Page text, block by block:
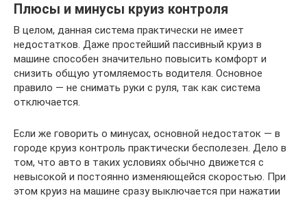
Плюсы и минусы круиз контроля
В целом, данная система практически не имеет
недостатков. Даже простейший пассивный круиз в
машине способен значительно повысить комфорт и
снизить общую утомляемость водителя. Основное
правило — не снимать руки с руля, так как система
отключается.
Если же говорить о минусах, основной недостаток — в
городе круиз контроль практически бесполезен. Дело в
том, что авто в таких условиях обычно движется с
невысокой и постоянно изменяющейся скоростью. При
этом круиз на машине сразу выключается при нажатии